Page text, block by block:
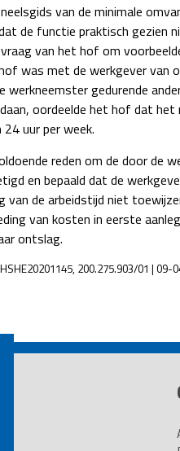
van de minimale
de functie praktisch
van het hof om
was met de werkgever van
werkneemster gedurende
oordeelde het hof dat
uur per week.
reden om de door de
en bepaald dat de
de arbeidstijd niet
van kosten in eerste
ontslag.
200.275.903/01 | 09-